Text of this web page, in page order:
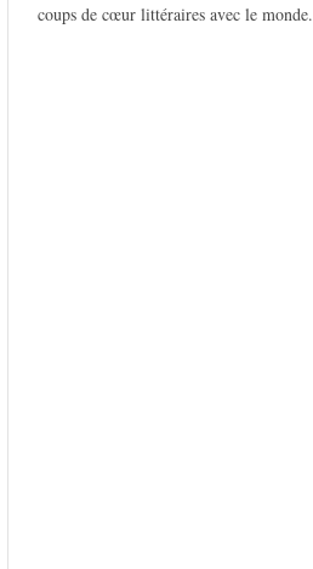
coups de cœur littéraires avec le monde.